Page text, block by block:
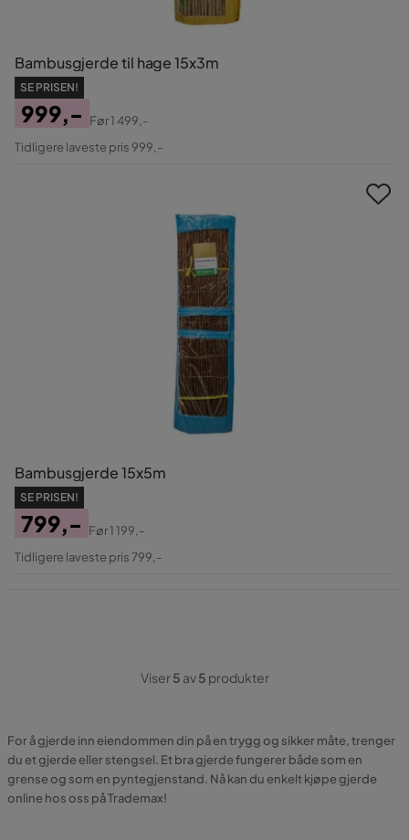
Bambusgjerde til hage 15x3m
SE PRISEN!
Pris
999,-
Original
Før1 499,-
Tidligere laveste pris 999,-
Bambusgjerde 15x5m
SE PRISEN!
Pris
799,-
Original
Før1 199,-
Tidligere laveste pris 799,-
Viser5 av5 produkter
For å gjerde inn eiendommen din på en trygg og sikker måte, trenger
du et gjerde eller stengsel. Et bra gjerde fungerer både som en
grense og som en pyntegjenstand. Nå kan du enkelt kjøpe gjerde
online hos oss på Trademax!